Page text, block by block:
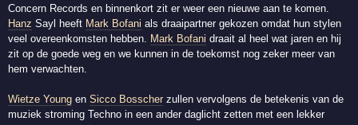
Concern Records en binnenkort zit er weer een nieuwe aan te komen.
Hanz Sayl heeft Mark Bofani als draaipartner gekozen omdat hun stylen
veel overeenkomsten hebben.
Mark Bofani draait al heel wat jaren en hij
zit op de goede weg en we kunnen in de toekomst nog zeker meer van
hem verwachten.
Wietze Young enSicco Bosscher zullen vervolgens de betekenis van de
muziek stroming Techno in een ander daglicht zetten met een lekker